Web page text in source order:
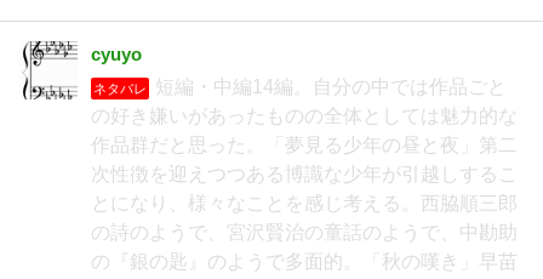
cyuyo
ネタバレ
短編・中編14編。自分の中では作品ごと
の好き嫌いがあったものの全体としては魅力的な
作品群だと思った。「夢見る少年の昼と夜」第二
次性徴を迎えつつある博識な少年が引越しするこ
とになり、様々なことを感じ考える。西脇順三郎
の詩のようで、宮沢賢治の童話のようで、中勘助
の『銀の匙』のようで多面的。「秋の嘆き」早苗